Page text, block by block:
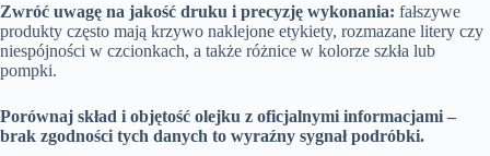
Zwróć uwagę na jakość druku i precyzję wykonania: fałszywe
produkty często mają krzywo naklejone etykiety, rozmazane litery czy
niespójności w czcionkach, a także różnice w kolorze szkła lub
pompki.
Porównaj skład i objętość olejku z oficjalnymi informacjami –
brak zgodności tych danych to wyraźny sygnał podróbki.